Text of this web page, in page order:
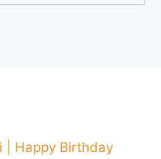
| Happy Birthday